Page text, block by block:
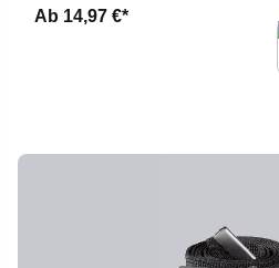
Ab 14,97 €*